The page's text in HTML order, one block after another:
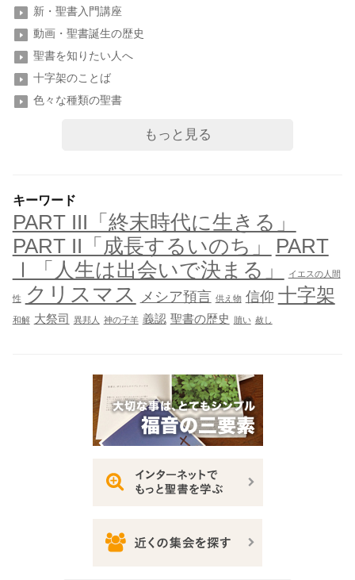
新・聖書入門講座
動画・聖書誕生の歴史
聖書を知りたい人へ
十字架のことば
色々な種類の聖書
もっと見る
キーワード
PART III「終末時代に生きる」
PART II「成長するいのち」
PART
Ⅰ「人生は出会いで決まる」
イエスの人間
性 クリスマス メシア預言 供え物 信仰 十字架
和解 大祭司 異邦人 神の子羊 義認 聖書の歴史 贖い 赦し